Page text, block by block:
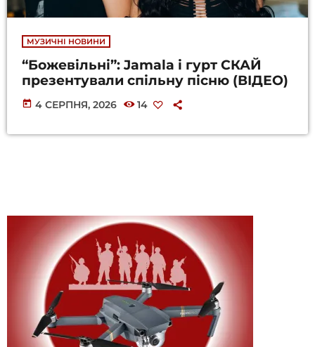
МУЗИЧНІ НОВИНИ
“Божевільні”: Jamala і гурт СКАЙ
презентували спільну пісню (ВІДЕО)
today 4 СЕРПНЯ, 2026 14